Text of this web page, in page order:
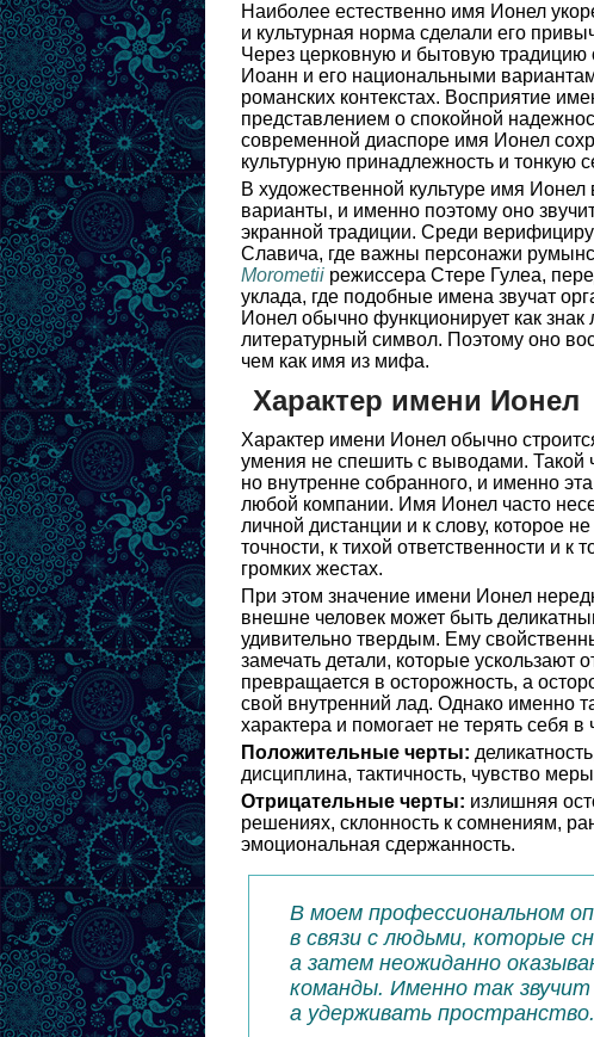
Наиболее естественно имя Ионел
и культурная норма сделали его
Через церковную и бытовую
Иоанн и его национальными
романских контекстах. Восприятие
представлением о спокойной
современной диаспоре имя Ионел
культурную принадлежность и тонкую
В художественной культуре имя
варианты, и именно поэтому оно
экранной традиции. Среди
Славича, где важны персонажи
Morometii режиссера Стере Гулеа,
уклада, где подобные имена звучат
Ионел обычно функционирует как
литературный символ. Поэтому оно
чем как имя из мифа.
Характер имени Ионел
Характер имени Ионел обычно
умения не спешить с выводами. Такой
но внутренне собранного, и именно
любой компании. Имя Ионел часто
личной дистанции и к слову, которое
точности, к тихой ответственности и к
громких жестах.
При этом значение имени Ионел
внешне человек может быть
удивительно твердым. Ему
замечать детали, которые ускользают
превращается в осторожность, а
свой внутренний лад. Однако именно
характера и помогает не терять себя
Положительные черты:
дисциплина, тактичность, чувство
Отрицательные черты: излишняя
решениях, склонность к сомнениям,
эмоциональная сдержанность.
В моем профессиональном
в связи с людьми, которые
а затем неожиданно
команды. Именно так
а удерживать пространство.